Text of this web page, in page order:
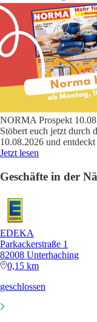
NORMA Prospekt
Stöbert euch jetzt durch
10.08.2026 und
Jetzt lesen
Geschäfte in der
EDEKA
Parkackerstraße 1
82008 Unterhaching
0,15 km
geschlossen